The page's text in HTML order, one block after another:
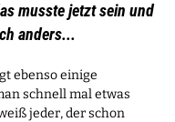
musste jetzt sein und
anders...
ebenso einige
schnell mal etwas
jeder, der schon